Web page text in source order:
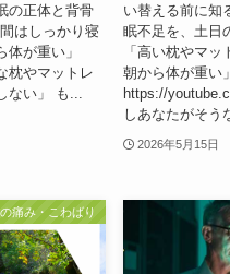
の正体と背骨
はしっかり寝
が重い」
枕やマットレ
ない」 も...
い替える前に知
眠不足を、土日
「高い枕やマ
朝から体が重い」
https://
しあなたがそう
2026年5月15日
痛み・こわばり